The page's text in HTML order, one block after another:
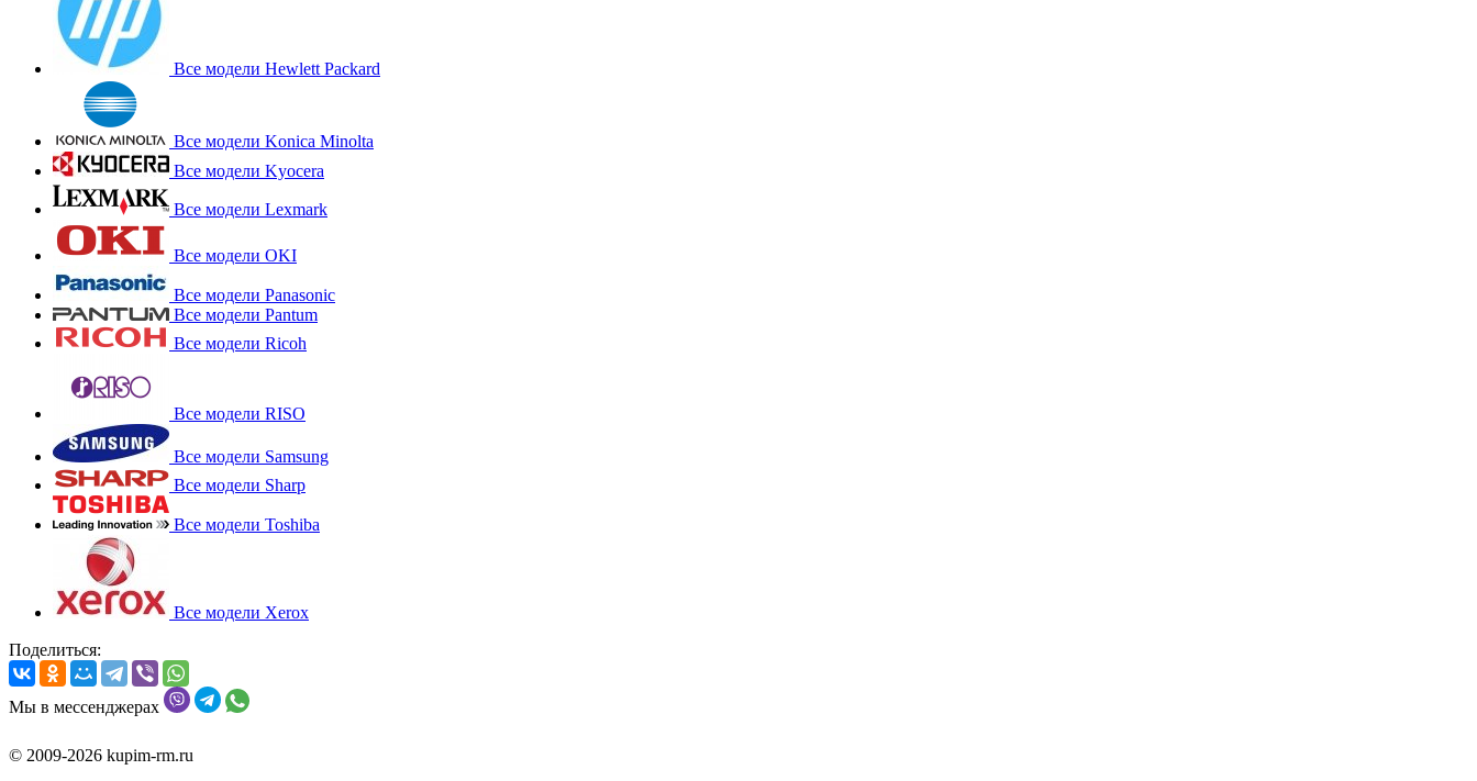
Все модели Hewlett Packard
Все модели Konica Minolta
Все модели Kyocera
Все модели Lexmark
Все модели OKI
Все модели Panasonic
Все модели Pantum
Все модели Ricoh
Все модели RISO
Все модели Samsung
Все модели Sharp
Все модели Toshiba
Все модели Xerox
Поделиться:
Мы в мессенджерах
© 2009-2026 kupim-rm.ru